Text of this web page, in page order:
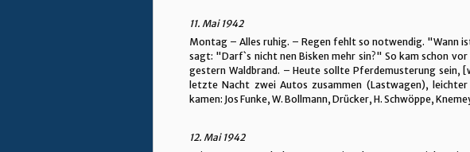
11. Mai 1942
Montag – Alles ruhig. – Regen fehlt so notwendig. "Wann
sagt: "Darf`s nicht nen Bisken mehr sin?" So kam schon
gestern Waldbrand. – Heute sollte Pferdemusterung sein,
letzte Nacht zwei Autos zusammen (Lastwagen),
kamen: Jos Funke, W. Bollmann, Drücker, H. Schwöppe,
12. Mai 1942